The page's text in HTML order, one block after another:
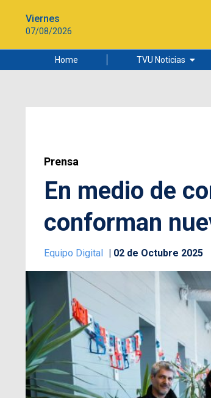
Viernes
07/08/2026
Home TVU Noticias
Ciudad
Prensa
En medio de
conforman
Equipo Digital 02 de Octubre 2025